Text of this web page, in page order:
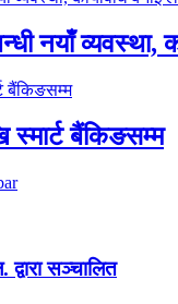
नयाँ व्यवस्था,
स्मार्ट बैंकिङसम्म
सञ्चालित